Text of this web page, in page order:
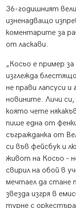
36-годишният
изненадващо
коментарите за
от ласкави.
„Косьо е пример
изглежда
не прави лапсуси
новините. Личи
която чете
пише една от
съгражданка от
си във фейсбук и
живот на Косьо –
свирил на обой в
мечтаел да стане
звезда изгря в
турне с